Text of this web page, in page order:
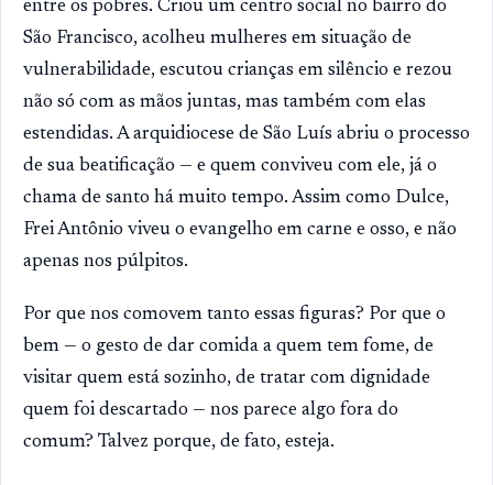
entre os pobres. Criou um centro social no bairro do
São Francisco, acolheu mulheres em situação de
vulnerabilidade, escutou crianças em silêncio e rezou
não só com as mãos juntas, mas também com elas
estendidas. A arquidiocese de São Luís abriu o processo
de sua beatificação — e quem conviveu com ele, já o
chama de santo há muito tempo. Assim como Dulce,
Frei Antônio viveu o evangelho em carne e osso, e não
apenas nos púlpitos.
Por que nos comovem tanto essas figuras? Por que o
bem — o gesto de dar comida a quem tem fome, de
visitar quem está sozinho, de tratar com dignidade
quem foi descartado — nos parece algo fora do
comum? Talvez porque, de fato, esteja.